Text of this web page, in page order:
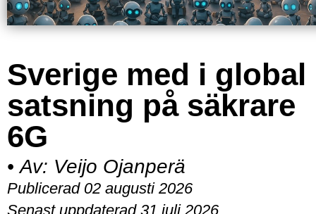
Sverige med i global
satsning på säkrare
6G
• Av: Veijo Ojanperä
Publicerad 02 augusti 2026
Senast uppdaterad 31 juli 2026